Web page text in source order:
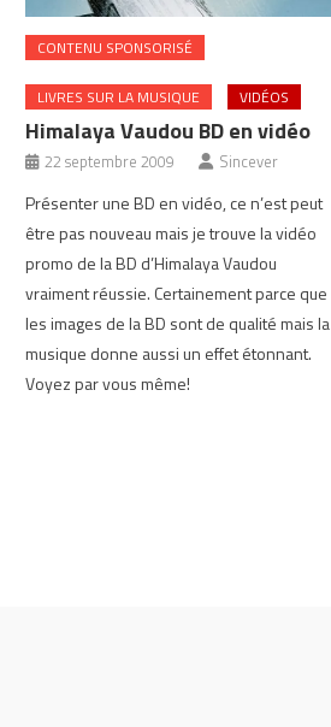
CONTENU SPONSORISÉ
LIVRES SUR LA MUSIQUE VIDÉOS
Himalaya Vaudou BD en vidéo
22 septembre 2009 Sincever
Présenter une BD en vidéo, ce n’est peut
être pas nouveau mais je trouve la vidéo
promo de la BD d’Himalaya Vaudou
vraiment réussie. Certainement parce que
les images de la BD sont de qualité mais la
musique donne aussi un effet étonnant.
Voyez par vous même!